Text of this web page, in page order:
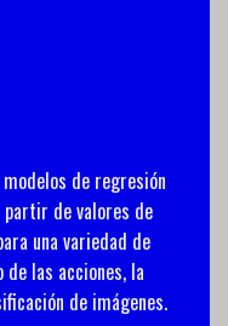
de regresión
partir de valores de
una variedad de
las acciones, la
de imágenes.